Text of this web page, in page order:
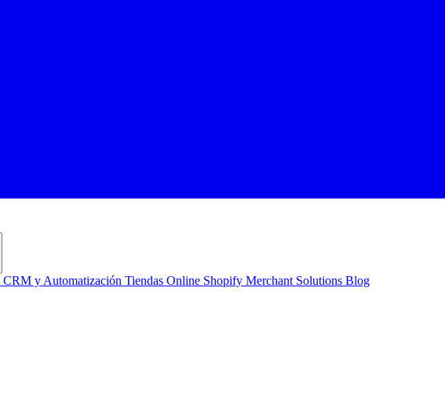
CRM y Automatización Tiendas Online Shopify Merchant Solutions Blog